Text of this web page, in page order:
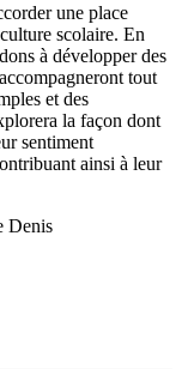
une place
scolaire. En
à développer des
tout
et des
la façon dont
sentiment
ainsi à leur
Denis